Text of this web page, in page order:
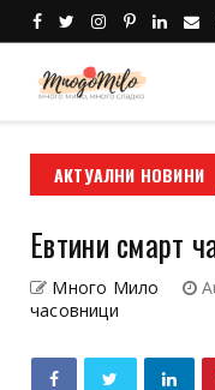
АКТУАЛНИ НОВИНИ
условия
Eвтини смарт
Много Мило
часовници